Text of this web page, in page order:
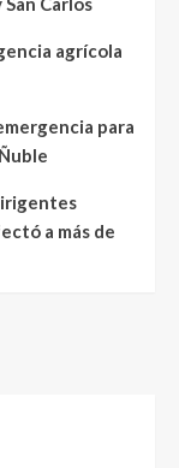
agrícola
para
a más de